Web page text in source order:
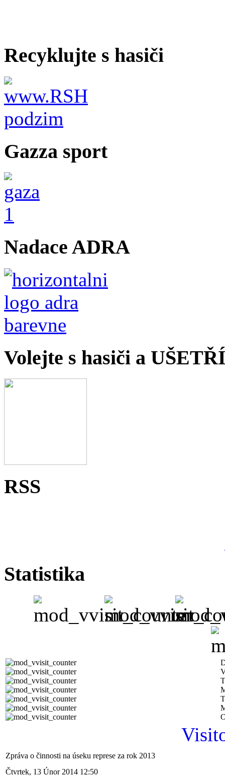
Recyklujte s hasiči
Gazza sport
Nadace ADRA
Volejte s hasiči a
RSS
Statistika
Zpráva o činnosti na úseku represe za rok 2013
Čtvrtek, 13 Únor 2014 12:50